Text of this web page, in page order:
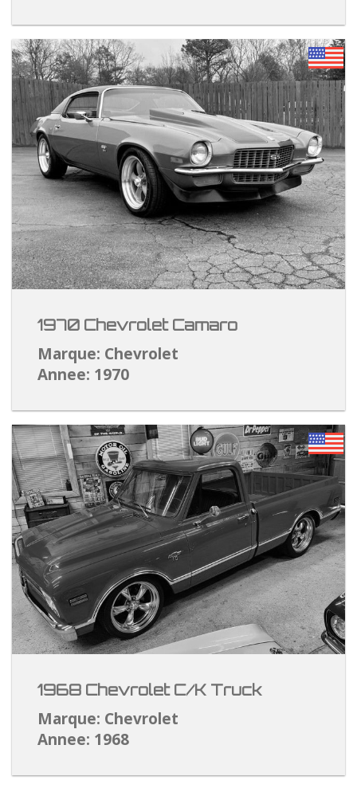
1970 Chevrolet Camaro
Marque: Chevrolet
Annee: 1970
1968 Chevrolet C/K Truck
Marque: Chevrolet
Annee: 1968